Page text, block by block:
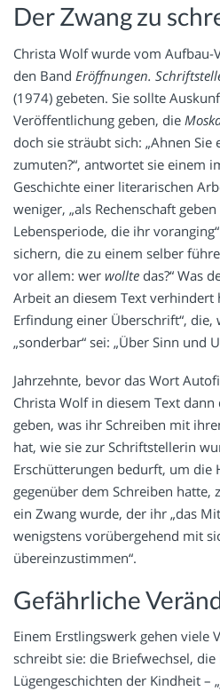
Der Zwang zu
Christa Wolf wurde vom
den Band Eröffnungen.
(1974) gebeten. Sie sollte
Veröffentlichung geben, die
doch sie sträubt sich: „Ahnen Sie
zumuten?“, antwortet sie einem
Geschichte einer literarischen
weniger, „als Rechenschaft
Lebensperiode, die ihr
sichern, die zu einem selber
vor allem: wer wollte das?“ Was
Arbeit an diesem Text verhindert
Erfindung einer Überschrift“, die,
„sonderbar“ sei: „Über Sinn und
Jahrzehnte, bevor das Wort
Christa Wolf in diesem Text
geben, was ihr Schreiben mit
hat, wie sie zur Schriftstellerin
Erschütterungen bedurft, um die
gegenüber dem Schreiben hatte,
ein Zwang wurde, der ihr „das
wenigstens vorübergehend mit
übereinzustimmen“.
Gefährliche
Einem Erstlingswerk gehen viele
schreibt sie: die Briefwechsel,
Lügengeschichten der Kindheit –